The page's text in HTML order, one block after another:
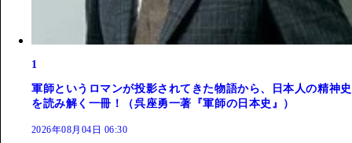
1
軍師というロマンが投影されてきた物語から、日本人の精神史
を読み解く一冊！（呉座勇一著『軍師の日本史』）
2026年08月04日 06:30